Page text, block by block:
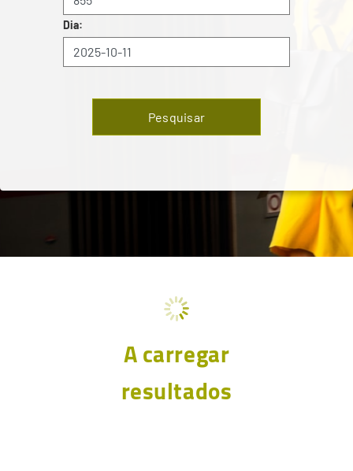
Dia:
Pesquisar
A carregar
resultados